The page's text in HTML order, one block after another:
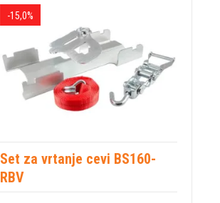
-15,0%
Set za vrtanje cevi BS160-
RBV